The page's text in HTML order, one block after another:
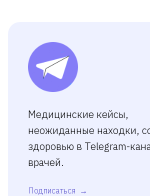
Медицинские кейсы,
неожиданные находки,
здоровью в Telegram-
врачей.
Подписаться